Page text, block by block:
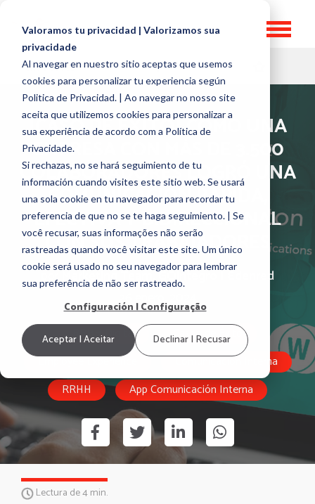
Valoramos tu privacidad | Valorizamos sua
privacidade
Al navegar en nuestro sitio aceptas que usemos
cookies para personalizar tu experiencia según
Politica de Privacidad. | Ao navegar no nosso site
aceita que utilizemos cookies para personalizar a
sua experiência de acordo com a Política de
Privacidade.
Si rechazas, no se hará seguimiento de tu
información cuando visites este sitio web. Se usará
una sola cookie en tu navegador para recordar tu
preferencia de que no se te haga seguimiento. | Se
você recusar, suas informações não serão
rastreadas quando você visitar este site. Um único
cookie será usado no seu navegador para lembrar
sua preferência de não ser rastreado.
Configuración | Configuração
Aceptar | Aceitar Declinar | Recusar
HR TOPICS
[CASO DE ÉXITO] CÓMO UNA
EMPRESA CON MÁS DE 3.500
COLABORADORES LOGRÓ UNA
COMUNICACIÓN RÁPIDA,
EFECTIVA Y BIDIRECCIONAL
CON SUS TRABAJADORES
porMarketing Team, GOintegro | Edenred
26 enero, 2024
RRHH Digital
Casos de Éxito
Employee Experience
Comunicación Interna
RRHH
App Comunicación Interna
Lectura de 4 min.